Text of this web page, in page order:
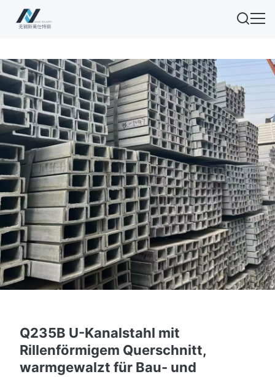
Q235B U-Kanalstahl mit
Rillenförmigem Querschnitt,
warmgewalzt für Bau- und